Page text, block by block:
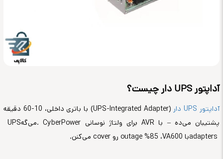
آداپتور UPS دار چیست؟
آداپتور UPS دار (UPS-Integrated Adapter)
با باتری داخلی، 10-60 دقیقه
پشتیبان می‌ده – باAVR برای ولتاژ نوسانی . CyberPowerمی‌گهUPS
adaptersبا 600 VA، 85% outage رو cover می‌کنن.